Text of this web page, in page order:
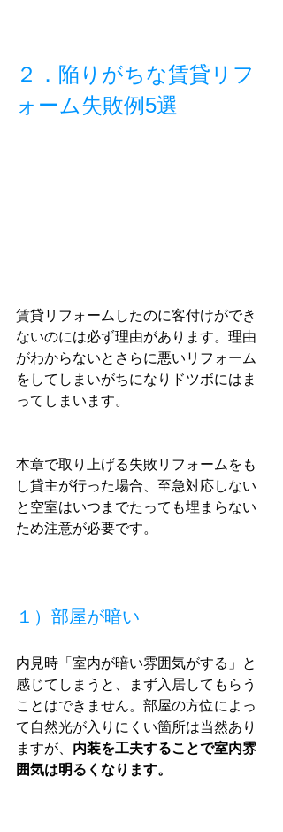
２．陥りがちな賃貸リフ
ォーム失敗例5選
賃貸リフォームしたのに客付けができ
ないのには必ず理由があります。理由
がわからないとさらに悪いリフォーム
をしてしまいがちになりドツボにはま
ってしまいます。
本章で取り上げる失敗リフォームをも
し貸主が行った場合、至急対応しない
と空室はいつまでたっても埋まらない
ため注意が必要です。
１）部屋が暗い
内見時「室内が暗い雰囲気がする」と
感じてしまうと、まず入居してもらう
ことはできません。部屋の方位によっ
て自然光が入りにくい箇所は当然あり
ますが、 内装を工夫することで室内雰
囲気は明るくなります。